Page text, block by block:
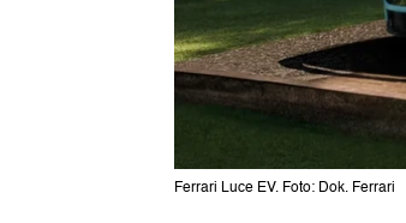
Ferrari Luce EV. Foto: Dok. Ferrari